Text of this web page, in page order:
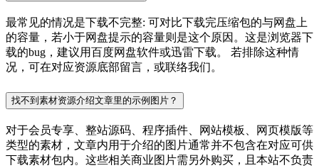
最常见的情况是下载不完整: 可对比下载完压缩包的与网盘上
的容量，若小于网盘提示的容量则是这个原因。这是浏览器下
载的bug，建议用百度网盘软件或迅雷下载。 若排除这种情
况，可在对应资源底部留言，或联络我们。
找不到素材资源介绍文章里的示例图片？
对于会员专享、整站源码、程序插件、网站模板、网页模版等
类型的素材，文章内用于介绍的图片通常并不包含在对应可供
下载素材包内。这些相关商业图片需另外购买，且本站不负责